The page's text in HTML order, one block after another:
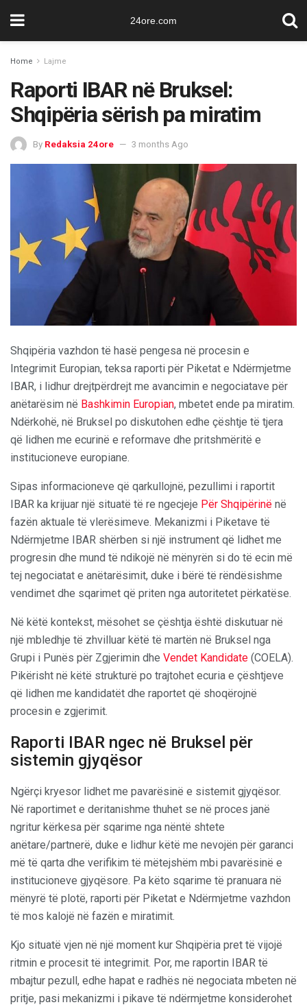
24ore.com
Home Lajme
Raporti IBAR në Bruksel:
Shqipëria sërish pa miratim
By Redaksia 24ore 3 months Ago
Shqipëria vazhdon të hasë pengesa në procesin e
Integrimit Europian, teksa raporti për Piketat e Ndërmjetme
IBAR, i lidhur drejtpërdrejt me avancimin e negociatave për
anëtarësim në Bashkimin Europian, mbetet ende pa miratim.
Ndërkohë, në Bruksel po diskutohen edhe çështje të tjera
që lidhen me ecurinë e reformave dhe pritshmëritë e
institucioneve europiane.
Sipas informacioneve që qarkullojnë, pezullimi i raportit
IBAR ka krijuar një situatë të re ngecjeje Për Shqipërinë në
fazën aktuale të vlerësimeve. Mekanizmi i Piketave të
Ndërmjetme IBAR shërben si një instrument që lidhet me
progresin dhe mund të ndikojë në mënyrën si do të ecin më
tej negociatat e anëtarësimit, duke i bërë të rëndësishme
vendimet dhe sqarimet që priten nga autoritetet përkatëse.
Në këtë kontekst, mësohet se çështja është diskutuar në
një mbledhje të zhvilluar këtë të martën në Bruksel nga
Grupi i Punës për Zgjerimin dhe Vendet Kandidate (COELA).
Pikërisht në këtë strukturë po trajtohet ecuria e çështjeve
që lidhen me kandidatët dhe raportet që shoqërojnë
procesin e zgjerimit.
Raporti IBAR ngec në Bruksel për
sistemin gjyqësor
Ngërçi kryesor lidhet me pavarësinë e sistemit gjyqësor.
Në raportimet e deritanishme thuhet se në proces janë
ngritur kërkesa për sqarime nga nëntë shtete
anëtare/partnerë, duke e lidhur këtë me nevojën për garanci
më të qarta dhe verifikim të mëtejshëm mbi pavarësinë e
institucioneve gjyqësore. Pa këto sqarime të pranuara në
mënyrë të plotë, raporti për Piketat e Ndërmjetme vazhdon
të mos kalojë në fazën e miratimit.
Kjo situatë vjen në një moment kur Shqipëria pret të vijojë
ritmin e procesit të integrimit. Por, me raportin IBAR të
mbajtur pezull, edhe hapat e radhës në negociata mbeten në
pritje, pasi mekanizmi i pikave të ndërmjetme konsiderohet